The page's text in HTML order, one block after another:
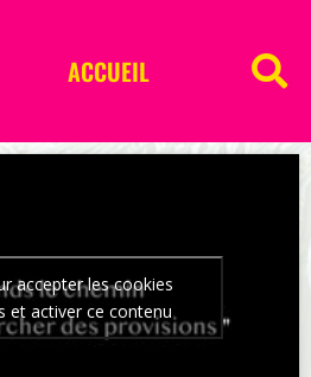
ACCUEIL
accepter les cookies
et activer ce contenu